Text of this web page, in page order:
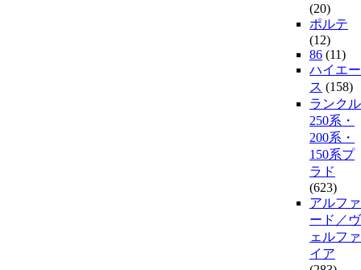
(20)
ポルテ
(12)
86 (11)
ハイエー
ス (158)
ランクル
250系・
200系・
150系プ
ラド
(623)
アルファ
ード／ヴ
ェルファ
イア